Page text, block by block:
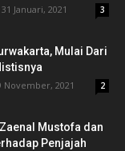
Januari, 2021 3
Mulai Dari
November, 2021 2
Mustofa dan
Penjajah